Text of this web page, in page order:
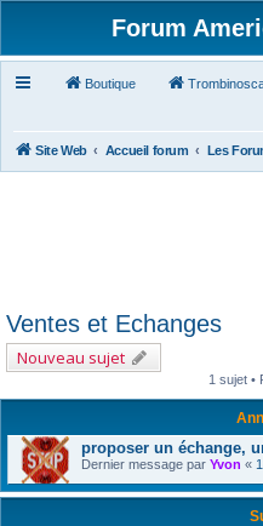
Forum
Boutique
Site Web Accueil forum
Ventes et Echanges
Nouveau sujet
1 sujet •
proposer un échange,
Dernier message par Yvon «